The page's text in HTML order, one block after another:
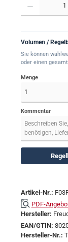
Volumen /
Sie können
oder einen
Menge
Kommentar
Artikel-Nr.:
PDF-
Hersteller:
EAN/GTIN:
Hersteller-Nr.: